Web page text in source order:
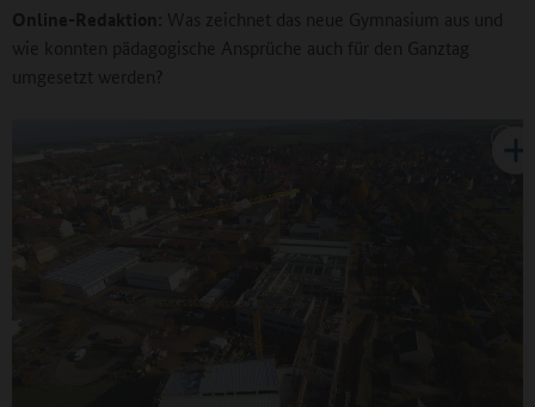
Online-Redaktion: Was zeichnet das neue Gymnasium aus und
wie konnten pädagogische Ansprüche auch für den Ganztag
umgesetzt werden?